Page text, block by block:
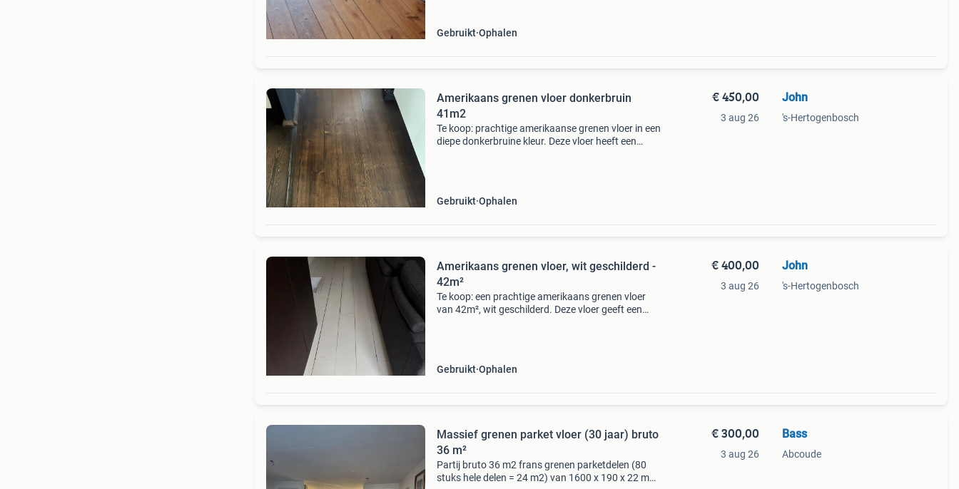
Gebruikt Ophalen
Amerikaans grenen vloer donkerbruin
41m2
Te koop: prachtige amerikaanse grenen vloer in een
diepe donkerbruine kleur. Deze vloer heeft een
Gebruikt Ophalen
€ 450,00
3 aug 26
John
's-Hertogenbosch
Amerikaans grenen vloer, wit geschilderd -
42m²
Te koop: een prachtige amerikaans grenen vloer
van 42m², wit geschilderd. Deze vloer geeft een
Gebruikt Ophalen
€ 400,00
3 aug 26
John
's-Hertogenbosch
Massief grenen parket vloer (30 jaar) bruto
36 m²
Partij bruto 36 m2 frans grenen parketdelen (80
stuks hele delen = 24 m2) van 1600 x 190 x 22 mm.
€ 300,00
3 aug 26
Bass
Abcoude